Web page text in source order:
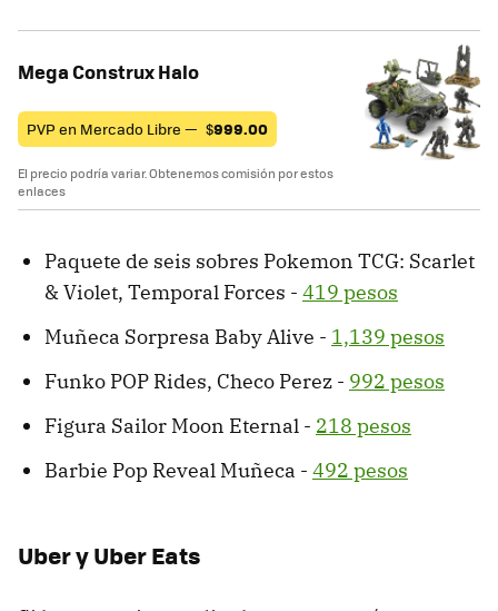
Mega Construx Halo
PVP en Mercado Libre — $999.00
El precio podría variar. Obtenemos comisión por estos
enlaces
Paquete de seis sobres Pokemon TCG: Scarlet
& Violet, Temporal Forces - 419 pesos
Muñeca Sorpresa Baby Alive - 1,139 pesos
Funko POP Rides, Checo Perez - 992 pesos
Figura Sailor Moon Eternal - 218 pesos
Barbie Pop Reveal Muñeca - 492 pesos
Uber y Uber Eats